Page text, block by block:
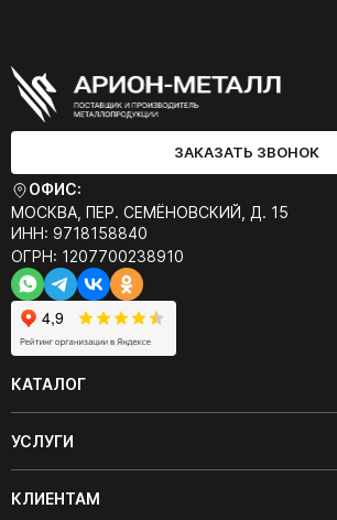
ЗАКАЗАТЬ ЗВОНОК
ОФИС:
МОСКВА, ПЕР. СЕМЁНОВСКИЙ, Д. 15
ИНН: 9718158840
ОГРН: 1207700238910
КАТАЛОГ
УСЛУГИ
КЛИЕНТАМ